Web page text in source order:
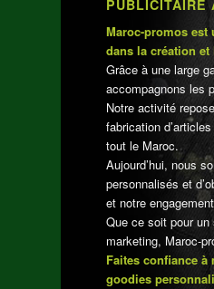
PUBLICITAIRE
Maroc-promos est
dans la création
Grâce à une large
accompagnons les
Notre activité
fabrication
tout le Maroc.
Aujourd’hui, nous
personnalisés et
et notre
Que ce soit pour un
marketing, Maroc-
Faites confiance
goodies